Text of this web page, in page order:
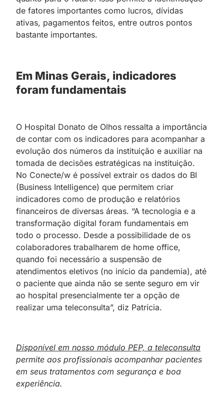
de fatores importantes como lucros, dívidas
ativas, pagamentos feitos, entre outros pontos
bastante importantes.
Em Minas Gerais, indicadores
foram fundamentais
O Hospital Donato de Olhos ressalta a importância
de contar com os indicadores para acompanhar a
evolução dos números da instituição e auxiliar na
tomada de decisões estratégicas na instituição.
No Conecte/w é possível extrair os dados do BI
(Business Intelligence) que permitem criar
indicadores como de produção e relatórios
financeiros de diversas áreas. “A tecnologia e a
transformação digital foram fundamentais em
todo o processo. Desde a possibilidade de os
colaboradores trabalharem de home office,
quando foi necessário a suspensão de
atendimentos eletivos (no início da pandemia), até
o paciente que ainda não se sente seguro em vir
ao hospital presencialmente ter a opção de
realizar uma teleconsulta”, diz Patrícia.
Disponível em nosso módulo PEP, a teleconsulta
permite aos profissionais acompanhar pacientes
em seus tratamentos com segurança e boa
experiência.